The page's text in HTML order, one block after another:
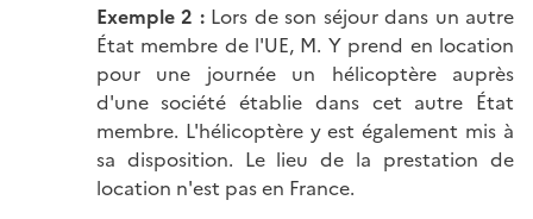
Exemple 2 : Lors de son séjour dans un autre
État membre de l'UE, M. Y prend en location
pour une journée un hélicoptère auprès
d'une société établie dans cet autre État
membre. L'hélicoptère y est également mis à
sa disposition. Le lieu de la prestation de
location n'est pas en France.